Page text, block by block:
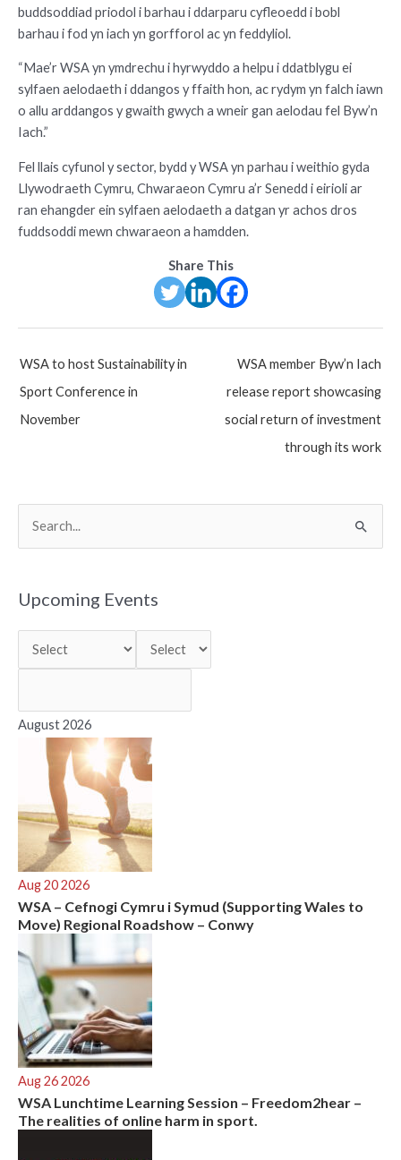
buddsoddiad priodol i barhau i ddarparu cyfleoedd i bobl
barhau i fod yn iach yn gorfforol ac yn feddyliol.
“Mae’r WSA yn ymdrechu i hyrwyddo a helpu i ddatblygu ei
sylfaen aelodaeth i ddangos y ffaith hon, ac rydym yn falch iawn
o allu arddangos y gwaith gwych a wneir gan aelodau fel Byw’n
Iach.”
Fel llais cyfunol y sector, bydd y WSA yn parhau i weithio gyda
Llywodraeth Cymru, Chwaraeon Cymru a’r Senedd i eirioli ar
ran ehangder ein sylfaen aelodaeth a datgan yr achos dros
fuddsoddi mewn chwaraeon a hamdden.
Share This
Post
WSA to host Sustainability in
Sport Conference in
November
WSA member Byw’n Iach
release report showcasing
social return of investment
through its work
r
f
r
Upcoming Events
August 2026
Aug 20 2026
WSA – Cefnogi Cymru i Symud (Supporting Wales to
Move) Regional Roadshow – Conwy
Aug 26 2026
WSA Lunchtime Learning Session – Freedom2hear –
The realities of online harm in sport.